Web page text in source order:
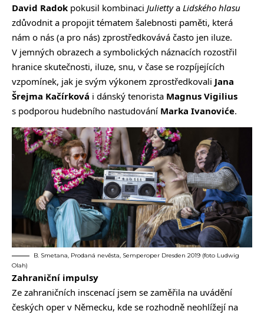
David Radok pokusil kombinaci Juliettya Lidského hlasu
zdůvodnit a propojit tématem šalebnosti paměti, která
nám o nás (a pro nás) zprostředkovává často jen iluze.
V jemných obrazech a symbolických náznacích rozostřil
hranice skutečnosti, iluze, snu, v čase se rozpíjejících
vzpomínek, jak je svým výkonem zprostředkovali Jana
Šrejma Kačírková i dánský tenorista Magnus Vigilius
s podporou hudebního nastudování Marka Ivanoviće.
B. Smetana, Prodaná nevěsta, Semperoper Dresden 2019 (foto Ludwig
Olah)
Zahraniční impulsy
Ze zahraničních inscenací jsem se zaměřila na uvádění
českých oper v Německu, kde se rozhodně neohlížejí na